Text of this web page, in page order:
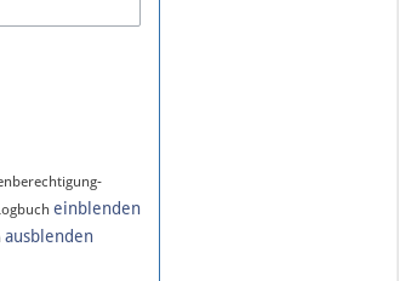
einblenden
ausblenden